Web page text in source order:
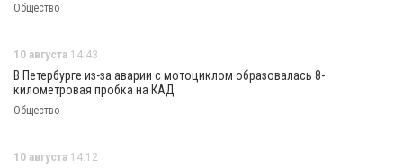
Общество
10 августа 14:43
В Петербурге из-за аварии с мотоциклом образовалась 8-
километровая пробка на КАД
Общество
10 августа 14:12